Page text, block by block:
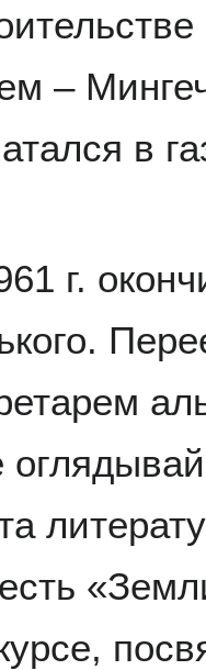
–
в
г.